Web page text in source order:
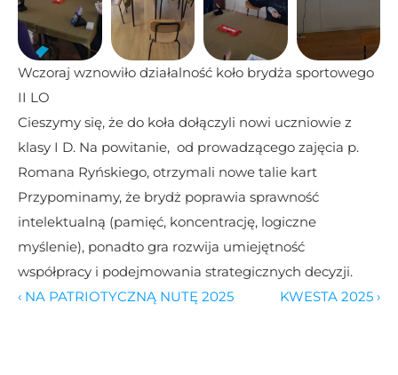
Wczoraj wznowiło działalność koło brydża sportowego
II LO
Cieszymy się, że do koła dołączyli nowi uczniowie z
klasy I D. Na powitanie,  od prowadzącego zajęcia p.
Romana Ryńskiego, otrzymali nowe talie kart
Przypominamy, że brydż poprawia sprawność
intelektualną (pamięć, koncentrację, logiczne
myślenie), ponadto gra rozwija umiejętność
współpracy i podejmowania strategicznych decyzji.
‹ NA PATRIOTYCZNĄ NUTĘ 2025
KWESTA 2025 ›